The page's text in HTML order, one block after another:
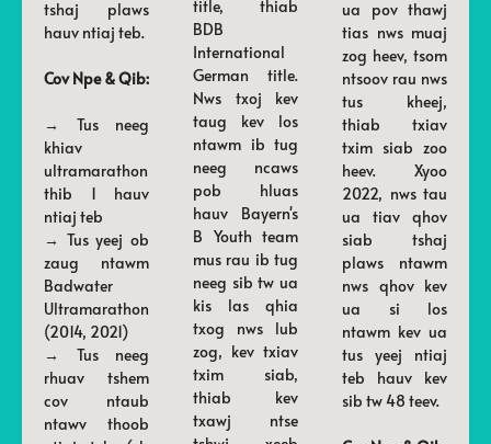
tshaj plaws
hauv ntiaj teb.
Cov Npe & Qib:
→ Tus neeg
khiav
ultramarathon
thib 1 hauv
ntiaj teb
→ Tus yeej ob
zaug ntawm
Badwater
Ultramarathon
(2014, 2021)
→ Tus neeg
rhuav tshem
cov ntaub
ntawv thoob
title, thiab
BDB
International
German title.
Nws txoj kev
taug kev los
ntawm ib tug
neeg ncaws
pob hluas
hauv Bayern's
B Youth team
mus rau ib tug
neeg sib tw ua
kis las qhia
txog nws lub
zog, kev txiav
txim siab,
thiab kev
txawj ntse
ua pov thawj
tias nws muaj
zog heev, tsom
ntsoov rau nws
tus kheej,
thiab txiav
txim siab zoo
heev. Xyoo
2022, nws tau
ua tiav qhov
siab tshaj
plaws ntawm
nws qhov kev
ua si los
ntawm kev ua
tus yeej ntiaj
teb hauv kev
sib tw 48 teev.